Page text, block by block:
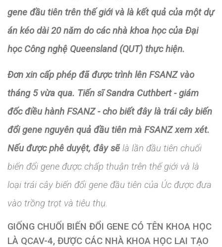
gene đầu tiên trên thế giới và là kết quả của một dự
án kéo dài 20 năm do các nhà khoa học của Đại
học Công nghệ Queensland (QUT) thực hiện.
Đơn xin cấp phép đã được trình lên FSANZ vào
tháng 5 vừa qua. Tiến sĩ Sandra Cuthbert - giám
đốc điều hành FSANZ - cho biết đây là trái cây biến
đổi gene nguyên quả đầu tiên mà FSANZ xem xét.
Nếu được phê duyệt, đây sẽ là lần đầu tiên chuối
biến đổi gene được chấp thuận trên thế giới và là
loại trái cây biến đổi gene đầu tiên của Úc được đưa
vào trồng trọt và tiêu thụ.
GIỐNG CHUỐI BIẾN ĐỔI GENE CÓ TÊN KHOA HỌC
LÀ QCAV-4, ĐƯỢC CÁC NHÀ KHOA HỌC LAI TẠO